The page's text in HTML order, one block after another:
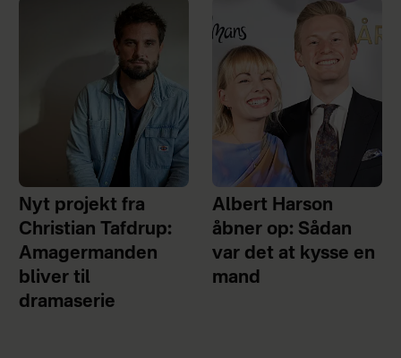
Nyt projekt fra
Christian Tafdrup:
Amagermanden
bliver til
dramaserie
Albert Harson
åbner op: Sådan
var det at kysse en
mand